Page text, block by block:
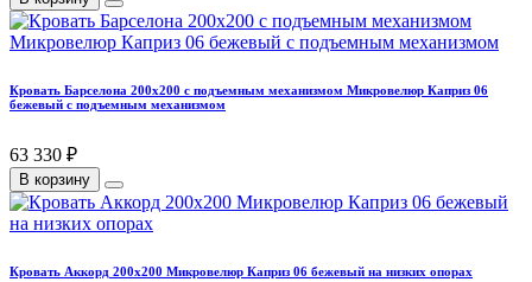
Кровать Барселона 200х200 с подъемным механизмом Микровелюр Каприз 06
бежевый с подъемным механизмом
63 330 ₽
В корзину
Кровать Аккорд 200х200 Микровелюр Каприз 06 бежевый на низких опорах